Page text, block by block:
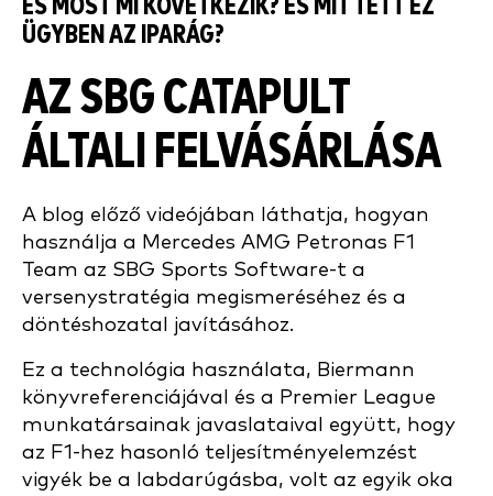
ÉS MOST MI KÖVETKEZIK? ÉS MIT TETT EZ
ÜGYBEN AZ IPARÁG?
AZ SBG CATAPULT
ÁLTALI FELVÁSÁRLÁSA
A blog előző videójában láthatja, hogyan
használja a Mercedes AMG Petronas F1
Team az SBG Sports Software-t a
versenystratégia megismeréséhez és a
döntéshozatal javításához.
Ez a technológia használata, Biermann
könyvreferenciájával és a Premier League
munkatársainak javaslataival együtt, hogy
az F1-hez hasonló teljesítményelemzést
vigyék be a labdarúgásba, volt az egyik oka